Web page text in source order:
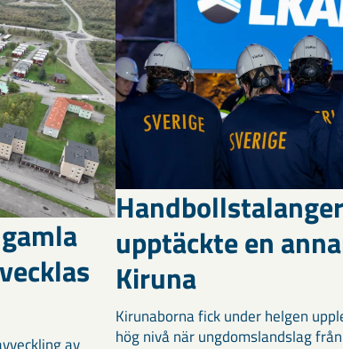
av
Handbollstalanger
upptäckte en
Kiruna
Kirunaborna fick under helgen
hög nivå när ungdomslandslag